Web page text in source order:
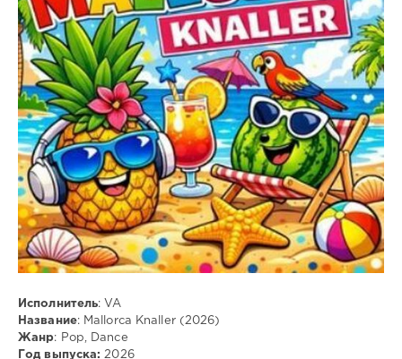
/
Club/
Disco
ivashka
64
0
Pop,
Dance,
MP3
Исполнитель: VA
Название: Mallorca Knaller (2026)
Жанр: Pop, Dance
Год выпуска: 2026